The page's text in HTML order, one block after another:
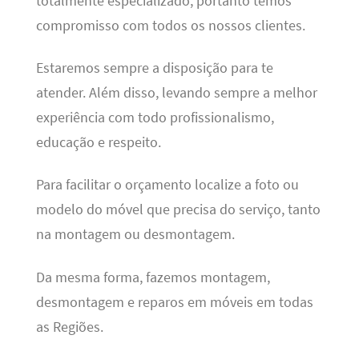
compromisso com todos os nossos clientes.
Estaremos sempre a disposição para te
atender. Além disso, levando sempre a melhor
experiência com todo profissionalismo,
educação e respeito.
Para facilitar o orçamento localize a foto ou
modelo do móvel que precisa do serviço, tanto
na montagem ou desmontagem.
Da mesma forma, fazemos montagem,
desmontagem e reparos em móveis em todas
as Regiões.